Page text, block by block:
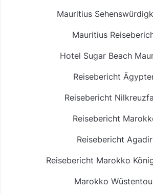
Mauritius
Mauritius
Hotel Sugar Beach
Reisebericht
Reisebericht
Reisebericht
Reisebericht Agadir
Reisebericht Marokko
Marokko